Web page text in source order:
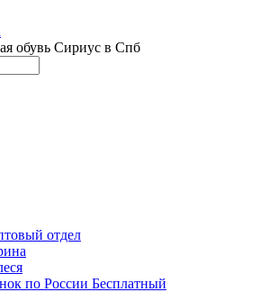
обувь Сириус в Спб
отдел
по России Бесплатный